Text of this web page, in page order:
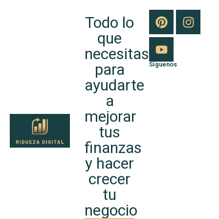
Todo lo
que
necesitas
para
ayudarte
a
mejorar
tus
finanzas
y hacer
crecer
tu
negocio
Síguenos